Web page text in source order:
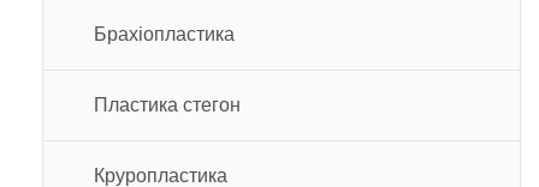
Брахіопластика
Пластика стегон
Круропластика